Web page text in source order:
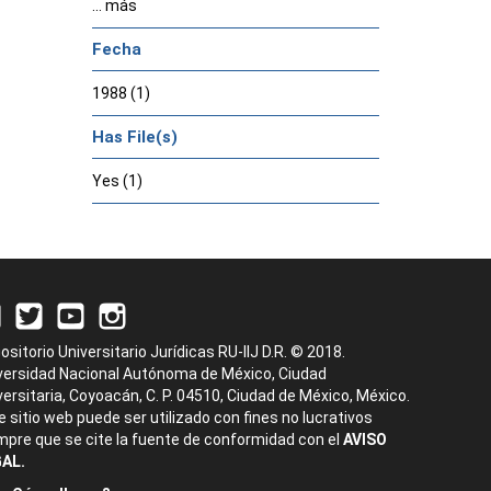
... más
Fecha
1988 (1)
Has File(s)
Yes (1)
Universitario Jurídicas RU-IIJ D.R. © 2018.
Nacional Autónoma de México, Ciudad
Coyoacán, C. P. 04510, Ciudad de México, México.
sitio web puede ser utilizado con fines no lucrativos
que se cite la fuente de conformidad con el AVISO